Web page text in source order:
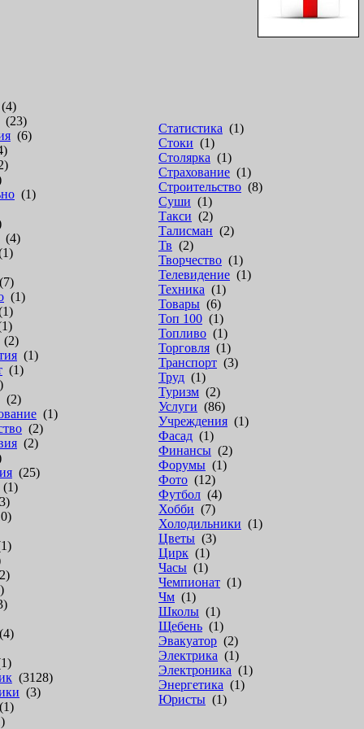
(23)
(6)
(1)
(4)
(1)
(1)
(1)
(2)
(1)
(2)
(2)
(25)
(3128)
(3)
Статистика (1)
Стоки (1)
Столярка (1)
Страхование (1)
Строительство (8)
Суши (1)
Такси (2)
Талисман (2)
Тв (2)
Творчество (1)
Телевидение (1)
Техника (1)
Товары (6)
Топ 100 (1)
Топливо (1)
Торговля (1)
Транспорт (3)
Труд (1)
Туризм (2)
Услуги (86)
Учреждения (1)
Фасад (1)
Финансы (2)
Форумы (1)
Фото (12)
Футбол (4)
Хобби (7)
Холодильники (1)
Цветы (3)
Цирк (1)
Часы (1)
Чемпионат (1)
Чм (1)
Школы (1)
Щебень (1)
Эвакуатор (2)
Электрика (1)
Электроника (1)
Энергетика (1)
Юристы (1)